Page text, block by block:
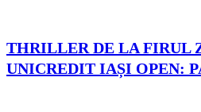
THRILLER DE LA FIRUL
UNICREDIT IAȘI OPEN: